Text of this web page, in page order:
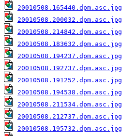
20010508.165440.dpm.asc.jpg
20010508.200032.dpm.asc.jpg
20010508.214842.dpm.asc.jpg
20010508.183632.dpm.asc.jpg
20010508.194237.dpm.asc.jpg
20010508.192737.dpm.asc.jpg
20010508.191252.dpm.asc.jpg
20010508.194538.dpm.asc.jpg
20010508.211534.dpm.asc.jpg
20010508.212737.dpm.asc.jpg
20010508.195732.dpm.asc.jpg